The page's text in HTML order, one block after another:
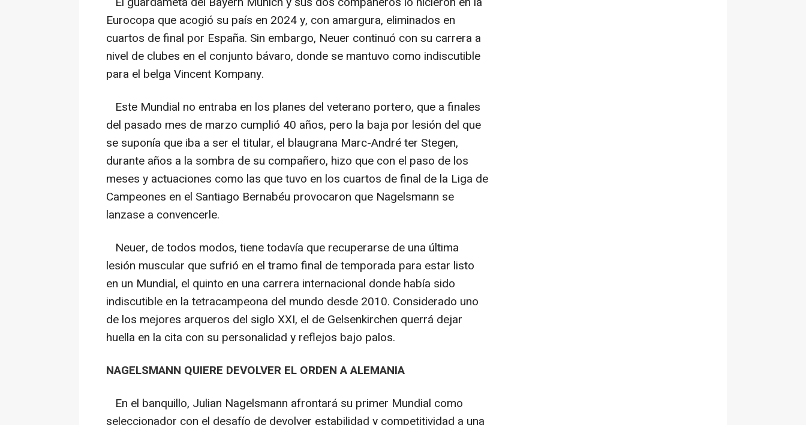
Eurocopa que acogió su país en 2024 y, con amargura, eliminados en
cuartos de final por España. Sin embargo, Neuer continuó con su carrera a
nivel de clubes en el conjunto bávaro, donde se mantuvo como indiscutible
para el belga Vincent Kompany.
Este Mundial no entraba en los planes del veterano portero, que a finales
del pasado mes de marzo cumplió 40 años, pero la baja por lesión del que
se suponía que iba a ser el titular, el blaugrana Marc-André ter Stegen,
durante años a la sombra de su compañero, hizo que con el paso de los
meses y actuaciones como las que tuvo en los cuartos de final de la Liga de
Campeones en el Santiago Bernabéu provocaron que Nagelsmann se
lanzase a convencerle.
Neuer, de todos modos, tiene todavía que recuperarse de una última
lesión muscular que sufrió en el tramo final de temporada para estar listo
en un Mundial, el quinto en una carrera internacional donde había sido
indiscutible en la tetracampeona del mundo desde 2010. Considerado uno
de los mejores arqueros del siglo XXI, el de Gelsenkirchen querrá dejar
huella en la cita con su personalidad y reflejos bajo palos.
NAGELSMANN QUIERE DEVOLVER EL ORDEN A ALEMANIA
En el banquillo, Julian Nagelsmann afrontará su primer Mundial como
seleccionador con el desafío de devolver estabilidad y competitividad a una